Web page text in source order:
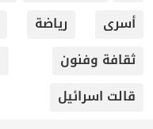
أسرى
رياضة
ثقافة وفنون
قالت اسرائيل